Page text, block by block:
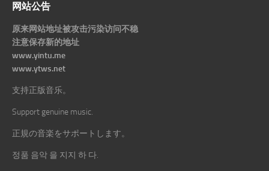
网站公告
原来网站地址被攻击污染访问不稳
注意保存新的地址
www.yintu.me
www.ytws.net
支持正版音乐。
Support genuine music.
正規の音楽をサポートします。
정품 음악 을 지지 하 다.